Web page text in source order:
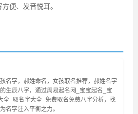
便、发音悦耳。
名字，郝姓命名，女孩取名推荐，郝姓名字
生辰八字，通过周易起名网_宝宝起名_宝
全_取名字大全_免费取名免费八字分析，找
名字注入平衡之力。